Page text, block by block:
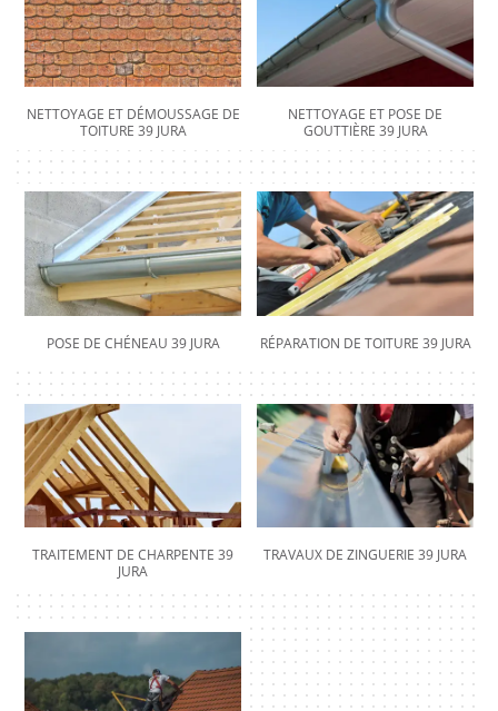
NETTOYAGE ET DÉMOUSSAGE DE
TOITURE 39 JURA
NETTOYAGE ET POSE DE
GOUTTIÈRE 39 JURA
POSE DE CHÉNEAU 39 JURA RÉPARATION DE TOITURE 39 JURA
TRAITEMENT DE CHARPENTE 39
JURA
TRAVAUX DE ZINGUERIE 39 JURA